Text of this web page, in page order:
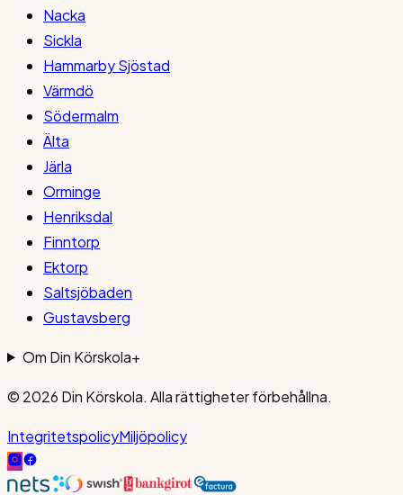
Nacka
Sickla
Hammarby Sjöstad
Värmdö
Södermalm
Älta
Järla
Orminge
Henriksdal
Finntorp
Ektorp
Saltsjöbaden
Gustavsberg
Om Din Körskola+
© 2026 Din Körskola. Alla rättigheter förbehållna.
IntegritetspolicyMiljöpolicy